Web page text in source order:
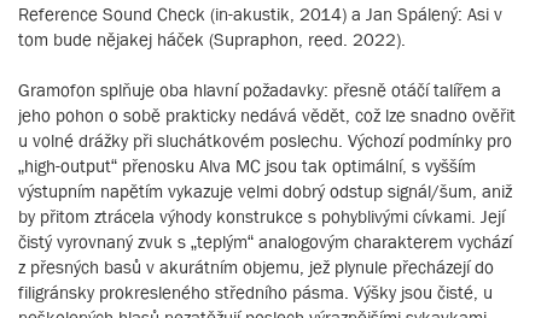
Reference Sound Check (in-akustik, 2014) a Jan Spálený: Asi v
tom bude nějakej háček (Supraphon, reed. 2022).
Gramofon splňuje oba hlavní požadavky: přesně otáčí talířem a
jeho pohon o sobě prakticky nedává vědět, což lze snadno ověřit
u volné drážky při sluchátkovém poslechu. Výchozí podmínky pro
„high-output“ přenosku Alva MC jsou tak optimální, s vyšším
výstupním napětím vykazuje velmi dobrý odstup signál/šum, aniž
by přitom ztrácela výhody konstrukce s pohyblivými cívkami. Její
čistý vyrovnaný zvuk s „teplým“ analogovým charakterem vychází
z přesných basů v akurátním objemu, jež plynule přecházejí do
filigránsky prokresleného středního pásma. Výšky jsou čisté, u